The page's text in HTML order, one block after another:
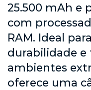
25.500 mAh e
com
RAM. Ideal
durabilidade
ambientes
oferece uma